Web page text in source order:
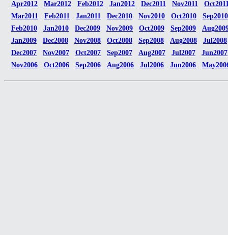
Apr2012
Mar2012 Feb2012 Jan2012 Dec2011 Nov2011
Mar2011
Feb2011 Jan2011 Dec2010 Nov2010 Oct2010
Sep2010
Feb2010
Jan2010 Dec2009 Nov2009 Oct2009 Sep2009
Jan2009
Dec2008 Nov2008 Oct2008 Sep2008 Aug2008
Jul2008
Dec2007
Nov2007 Oct2007 Sep2007 Aug2007 Jul2007
Jun2007
Nov2006
Oct2006 Sep2006 Aug2006 Jul2006 Jun2006